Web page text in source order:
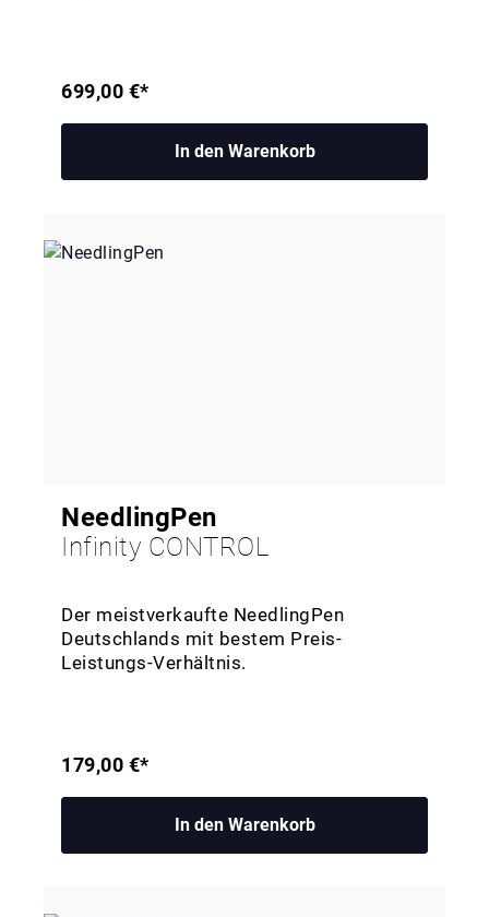
699,00 €*
In den Warenkorb
NeedlingPen
Infinity CONTROL
Der meistverkaufte NeedlingPen
Deutschlands mit bestem Preis-
Leistungs-Verhältnis.
179,00 €*
In den Warenkorb